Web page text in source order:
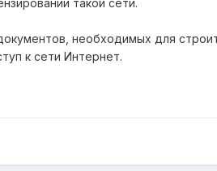
такой сети.
необходимых для
к сети Интернет.